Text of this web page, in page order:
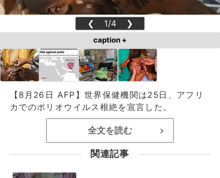
❮ 1/4 ❯
caption +
【8月26日 AFP】世界保健機関は25日、アフリ
カでのポリオウイルス根絶を宣言した。
全文を読む >
関連記事